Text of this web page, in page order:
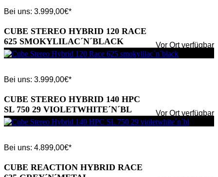
Bei uns: 3.999,00€*
Vor Ort verfügbar
CUBE STEREO HYBRID 120 RACE
625 SMOKYLILAC´N´BLACK
Bei uns: 3.999,00€*
Vor Ort verfügbar
CUBE STEREO HYBRID 140 HPC
SL 750 29 VIOLETWHITE´N´BL
Bei uns: 4.899,00€*
CUBE REACTION HYBRID RACE